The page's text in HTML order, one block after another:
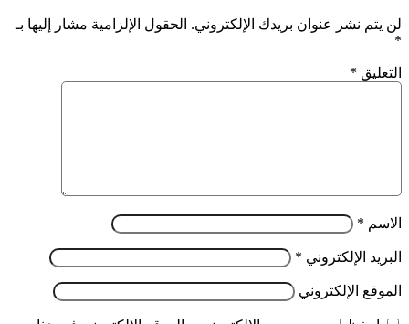
لن يتم نشر عنوان بريدك الإلكتروني. الحقول الإلزامية مشار إليها بـ
*
التعليق *
الاسم *
البريد الإلكتروني *
الموقع الإلكتروني